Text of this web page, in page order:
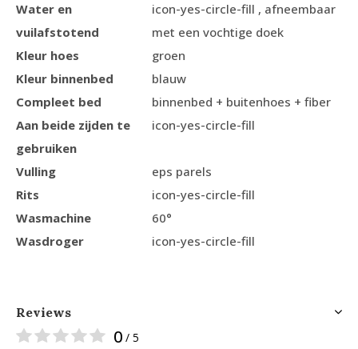
Water en
vuilafstotend
icon-yes-circle-fill , afneembaar
met een vochtige doek
Kleur hoes
groen
Kleur binnenbed
blauw
Compleet bed
binnenbed + buitenhoes + fiber
Aan beide zijden te
gebruiken
icon-yes-circle-fill
Vulling
eps parels
Rits
icon-yes-circle-fill
Wasmachine
60°
Wasdroger
icon-yes-circle-fill
Reviews
0 / 5